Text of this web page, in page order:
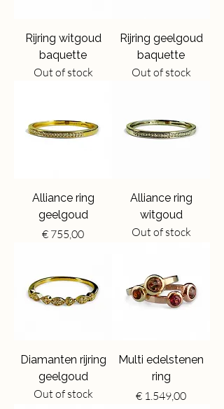
Rijring witgoud
baquette
Out of stock
Rijring geelgoud
baquette
Out of stock
Alliance ring
geelgoud
Price
€ 755,00
Alliance ring
witgoud
Out of stock
Diamanten rijring
geelgoud
Out of stock
Multi edelstenen
ring
Price
€ 1.549,00